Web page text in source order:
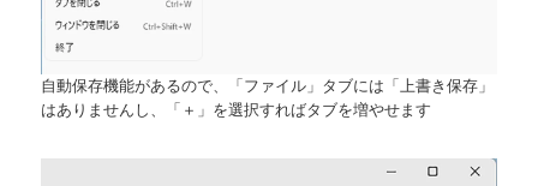
自動保存機能があるので、「ファイル」タブには「上書き保存」
はありませんし、「＋」を選択すればタブを増やせます